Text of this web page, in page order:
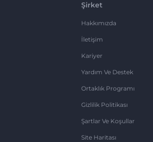
Şirket
Hakkımızda
İletişim
Kariyer
Yardım Ve Destek
Ortaklık Programı
Gizlilik Politikası
Şartlar Ve Koşullar
Site Haritası